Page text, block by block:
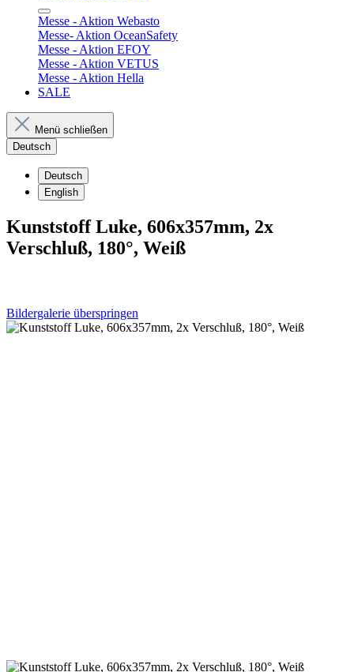
Messe - Aktion Webasto
Messe- Aktion OceanSafety
Messe - Aktion EFOY
Messe - Aktion VETUS
Messe - Aktion Hella
SALE
Menü schließen
Deutsch
Deutsch
English
Kunststoff Luke, 606x357mm, 2x
Verschluß, 180°, Weiß
Bildergalerie überspringen